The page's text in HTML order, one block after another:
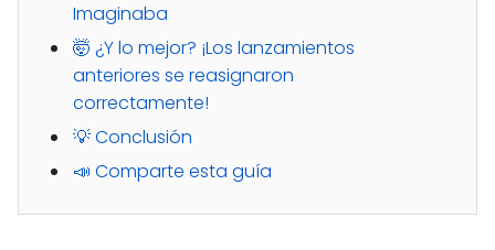
Imaginaba
🤯 ¿Y lo mejor? ¡Los lanzamientos
anteriores se reasignaron
correctamente!
💡 Conclusión
📣 Comparte esta guía